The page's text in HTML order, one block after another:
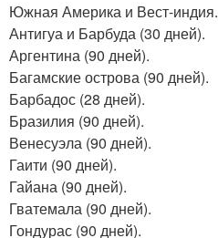
Южная Америка и Вест-индия.
Антигуа и Барбуда (30 дней).
Аргентина (90 дней).
Багамские острова (90 дней).
Барбадос (28 дней).
Бразилия (90 дней).
Венесуэла (90 дней).
Гаити (90 дней).
Гайана (90 дней).
Гватемала (90 дней).
Гондурас (90 дней).